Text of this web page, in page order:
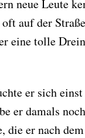
neue Leute
auf der
eine tolle
er sich
er damals
die er nach dem